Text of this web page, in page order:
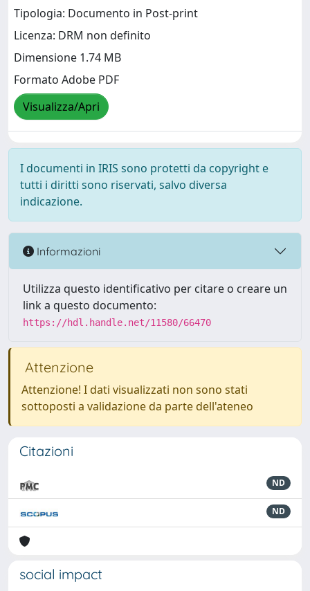
Tipologia: Documento in Post-print
Licenza: DRM non definito
Dimensione 1.74 MB
Formato Adobe PDF
Visualizza/Apri
I documenti in IRIS sono protetti da copyright e
tutti i diritti sono riservati, salvo diversa
indicazione.
Informazioni
Utilizza questo identificativo per citare o creare un
link a questo documento:
https://hdl.handle.net/11580/66470
Attenzione
Attenzione! I dati visualizzati non sono stati
sottoposti a validazione da parte dell'ateneo
Citazioni
ND
ND
social impact